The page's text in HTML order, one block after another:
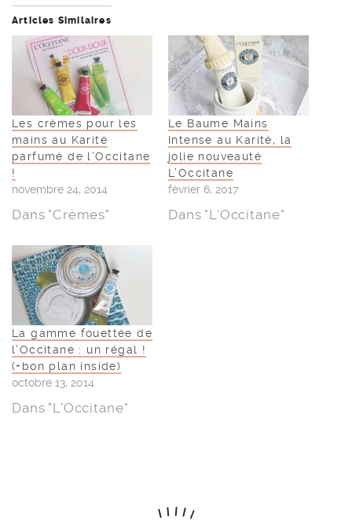
Articles Similaires
Les crèmes pour les
mains au Karité
parfumé de l’Occitane
!
novembre 24, 2014
Dans "Crèmes"
Le Baume Mains
Intense au Karité, la
jolie nouveauté
L’Occitane
février 6, 2017
Dans "L'Occitane"
La gamme fouettée de
l’Occitane : un régal !
(+bon plan inside)
octobre 13, 2014
Dans "L'Occitane"